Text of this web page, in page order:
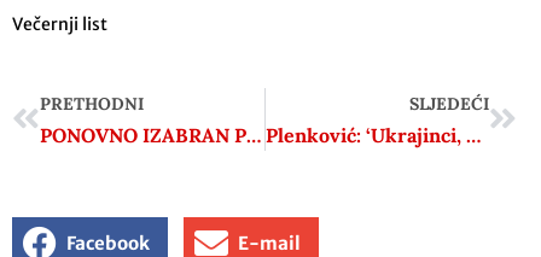
Večernji list
PRETHODNI
PONOVNO IZABRAN PREDSJEDNIK RENZO CODARIN, PRIKAZAN JE FILM O ISTARSKOJ FAŠISTKINJI NORMI COSSETTO U NAZOČNOSTI PREDSJEDNIKA TALIJANSKE UNIJE MAURIZIJA TREMULA
SLJEDEĆI
Plenković: ‘Ukrajinci, niste sami!‘; Zelenski: ‘Gospodo, želim da mi obećate jednu stvar…‘
Facebook E-mail